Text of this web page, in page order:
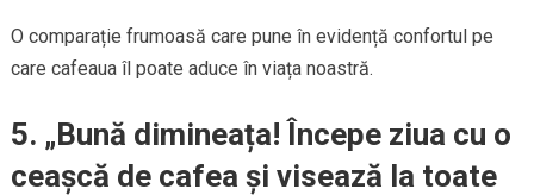
O comparație frumoasă care pune în evidență confortul pe
care cafeaua îl poate aduce în viața noastră.
5. „Bună dimineața! Începe ziua cu o
ceașcă de cafea și visează la toate